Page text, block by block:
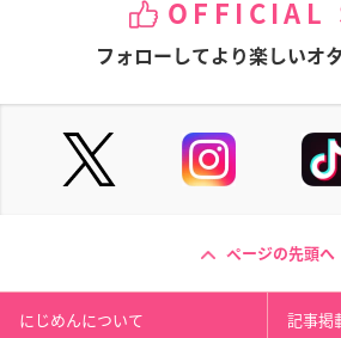
OFFICIAL
フォローしてより楽しいオ
ページの先頭へ
にじめんについて 記事掲